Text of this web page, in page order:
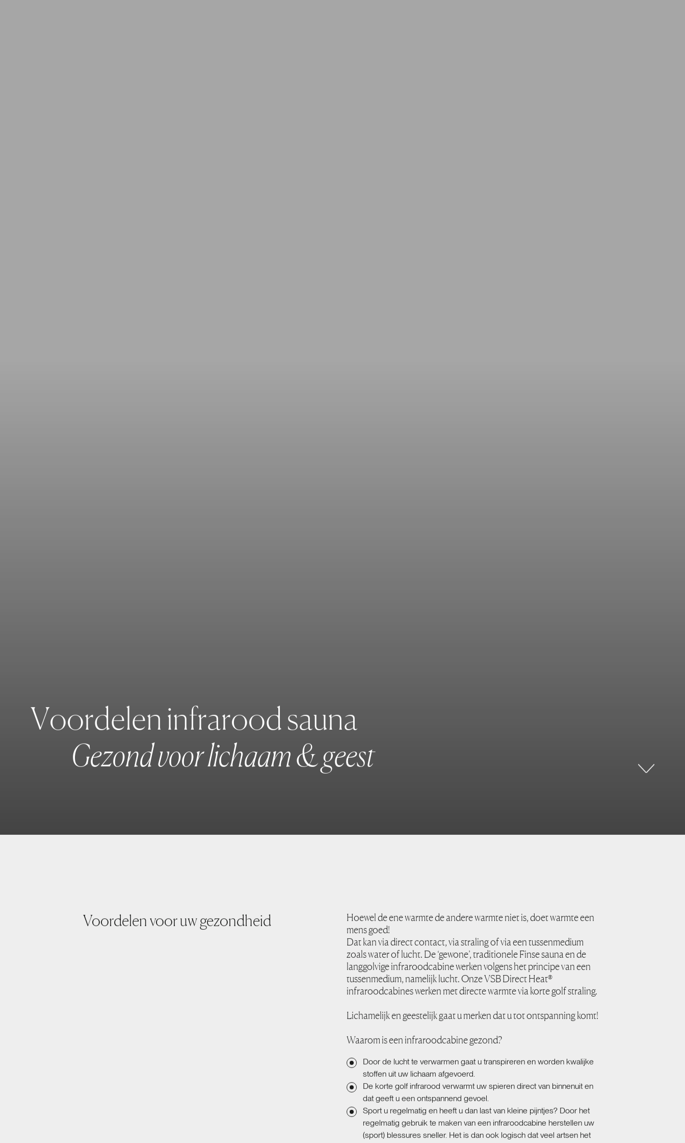
Voordeleninfraroodsauna
Gezondvoorlichaam&geest
Voordelen voor uw gezondheid
Hoewel de ene warmte de andere warmte niet is, doet warmte een
mens goed!
Dat kan via direct contact, via straling of via een tussenmedium
zoals water of lucht. De ‘gewone’, traditionele Finse sauna en de
langgolvige infraroodcabine werken volgens het principe van een
tussenmedium, namelijk lucht. Onze VSB Direct Heat®
infraroodcabines werken met directe warmte via korte golf straling.
Lichamelijk en geestelijk gaat u merken dat u tot ontspanning komt!
Waarom is een infraroodcabine gezond?
Door de lucht te verwarmen gaat u transpireren en worden kwalijke
stoffen uit uw lichaam afgevoerd.
De korte golf infrarood verwarmt uw spieren direct van binnenuit en
dat geeft u een ontspannend gevoel.
Sport u regelmatig en heeft u dan last van kleine pijntjes? Door het
regelmatig gebruik te maken van een infraroodcabine herstellen uw
(sport) blessures sneller. Het is dan ook logisch dat veel artsen het